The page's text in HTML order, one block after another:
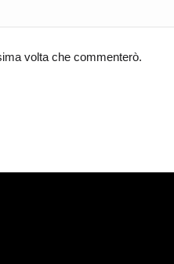
volta che commenterò.